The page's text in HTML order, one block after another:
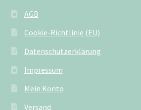
AGB
Cookie-Richtlinie (EU)
Datenschutzerklärung
Impressum
Mein Konto
Versand